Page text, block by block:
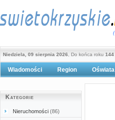
Niedziela, 09 sierpnia 2026 , Do końca roku 144
Wiadomości Region Oświata
Kategorie
Nieruchomości (86)